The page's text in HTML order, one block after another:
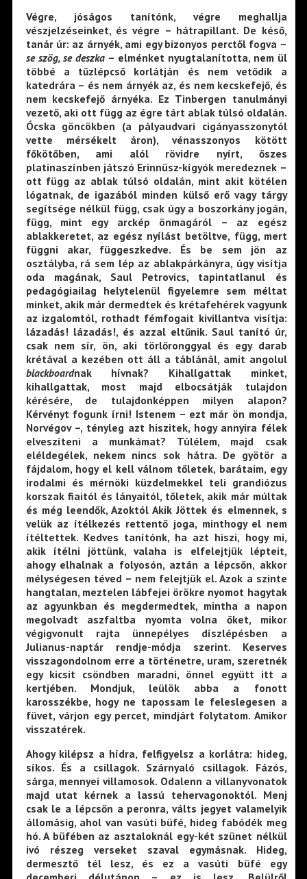
Végre, jóságos tanítónk, végre meghallja
vészjelzéseinket, és végre – hátrapillant. De késő,
tanár úr: az árnyék, ami egy bizonyos perctől fogva –
se szög, se deszka– elménket nyugtalanította, nem ül
többé a tűzlépcső korlátján és nem vetődik a
katedrára – és nem árnyék az, és nem kecskefejő, és
nem kecskefejő árnyéka. Ez Tinbergen tanulmányi
vezető, aki ott függ az égre tárt ablak túlsó oldalán.
Ócska göncökben (a pályaudvari cigányasszonytól
vette mérsékelt áron), vénasszonyos kötött
főkötőben, ami alól rövidre nyírt, őszes
platinaszínben játszó Erinnüsz-kígyók meredeznek –
ott függ az ablak túlsó oldalán, mint akit kötélen
lógatnak, de igazából minden külső erő vagy tárgy
segítsége nélkül függ, csak úgy a boszorkány jogán,
függ, mint egy arckép önmagáról – az egész
ablakkeretet, az egész nyílást betöltve, függ, mert
függni akar, függeszkedve. És be sem jön az
osztályba, rá sem lép az ablakpárkányra, úgy visítja
oda magának, Saul Petrovics, tapintatlanul és
pedagógiailag helytelenül figyelemre sem méltat
minket, akik már dermedtek és krétafehérek vagyunk
az izgalomtól, rothadt fémfogait kivillantva visítja:
lázadás! lázadás!, és azzal eltűnik. Saul tanító úr,
csak nem sír, ön, aki törlőronggyal és egy darab
krétával a kezében ott áll a táblánál, amit angolul
blackboardnak hívnak? Kihallgattak minket,
kihallgattak, most majd elbocsátják tulajdon
kérésére, de tulajdonképpen milyen alapon?
Kérvényt fogunk írni! Istenem – ezt már ön mondja,
Norvégov –, tényleg azt hiszitek, hogy annyira félek
elveszíteni a munkámat? Túlélem, majd csak
eléldegélek, nekem nincs sok hátra. De gyötör a
fájdalom, hogy el kell válnom tőletek, barátaim, egy
irodalmi és mérnöki küzdelmekkel teli grandiózus
korszak fiaitól és lányaitól, tőletek, akik már múltak
és még leendők, Azoktól Akik Jöttek és elmennek, s
velük az ítélkezés rettentő joga, minthogy el nem
ítéltettek. Kedves tanítónk, ha azt hiszi, hogy mi,
akik ítélni jöttünk, valaha is elfelejtjük lépteit,
ahogy elhalnak a folyosón, aztán a lépcsőn, akkor
mélységesen téved – nem felejtjük el. Azok a szinte
hangtalan, meztelen lábfejei örökre nyomot hagytak
az agyunkban és megdermedtek, mintha a napon
megolvadt aszfaltba nyomta volna őket, mikor
végigvonult rajta ünnepélyes díszlépésben a
Julianus-naptár rendje-módja szerint. Keserves
visszagondolnom erre a történetre, uram, szeretnék
egy kicsit csöndben maradni, önnel együtt itt a
kertjében. Mondjuk, leülök abba a fonott
karosszékbe, hogy ne tapossam le feleslegesen a
füvet, várjon egy percet, mindjárt folytatom. Amikor
visszatérek.
Ahogy kilépsz a hídra, felfigyelsz a korlátra: hideg,
síkos. És a csillagok. Szárnyaló csillagok. Fázós,
sárga, mennyei villamosok. Odalenn a villanyvonatok
majd utat kérnek a lassú tehervagonoktól. Menj
csak le a lépcsőn a peronra, válts jegyet valamelyik
állomásig, ahol van vasúti büfé, hideg fabódék meg
hó. A büfében az asztaloknál egy-két szünet nélkül
ivó részeg verseket szaval egymásnak. Hideg,
dermesztő tél lesz, és ez a vasúti büfé egy